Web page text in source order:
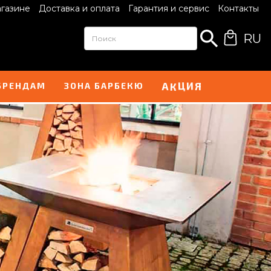
Доставка и оплата Гарантия и сервис Контакты
RU
ЗОНА БАРБЕКЮ АКЦИЯ